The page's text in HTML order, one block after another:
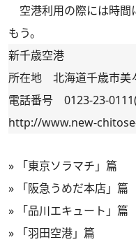
空港利用の際には時間
もう。
新千歳空港
所在地 北海道千歳市美
電話番号 0123-23-
http://www.new-
»
「東京ソラマチ」篇
»
「阪急うめだ本店」篇
»
「品川エキュート」篇
»
「羽田空港」篇